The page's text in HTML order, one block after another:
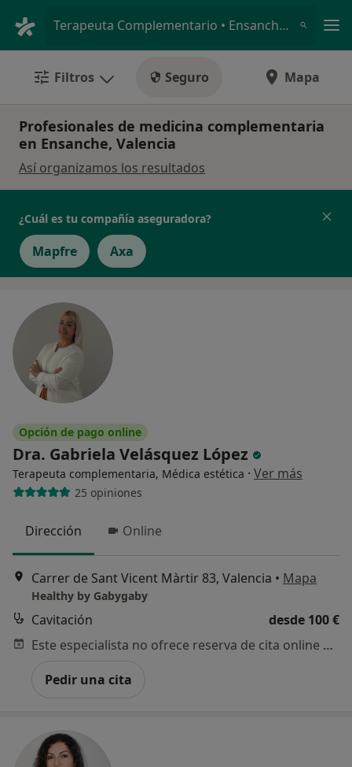
Terapeuta Complementario • Ensanche, Valencia, Valencia
Filtros Seguro Mapa
Profesionales de medicina complementaria
en Ensanche, Valencia
Así organizamos los resultados
¿Cuál es tu compañía aseguradora?
Mapfre Axa
Opción de pago online
Dra. Gabriela Velásquez López
Terapeuta complementaria, Médica estética · Ver más
25 opiniones
Dirección Online
Carrer de Sant Vicent Màrtir 83, Valencia • Mapa
Healthy by Gabygaby
Cavitación
desde 100 €
Este especialista no ofrece reserva de cita online en esta dirección.
Pedir una cita